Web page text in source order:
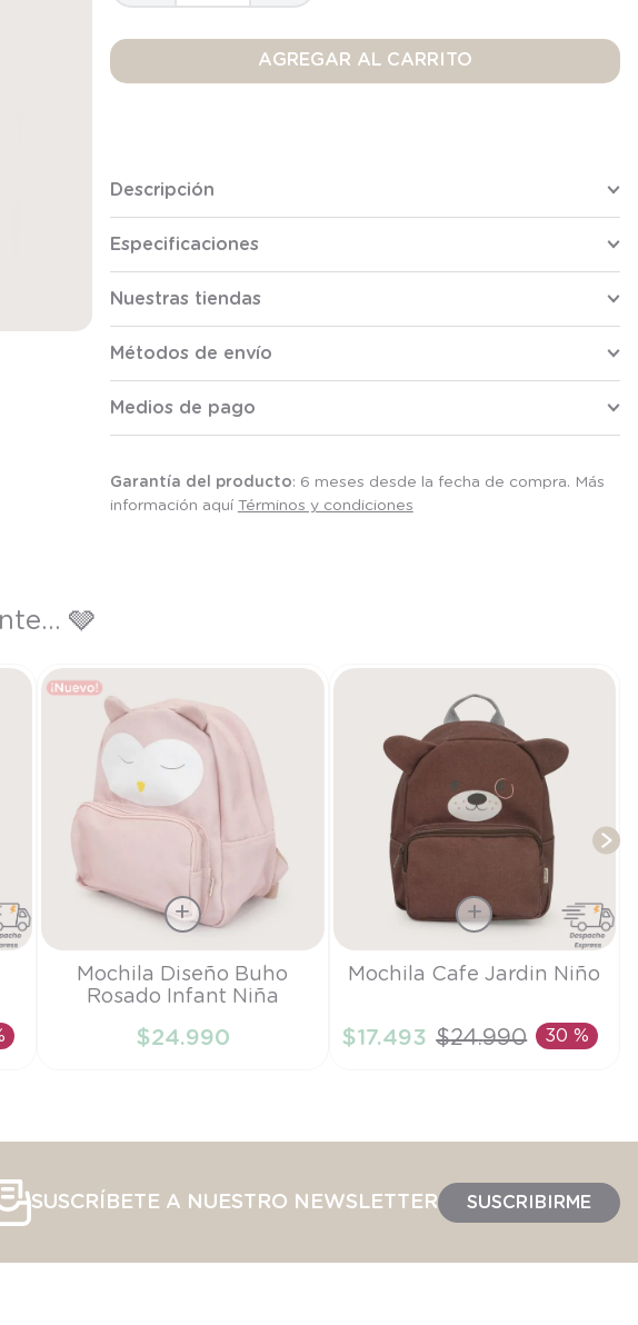
AGREGAR AL CARRITO
Descripción
Especificaciones
Nuestras tiendas
Métodos de envío
Medios de pago
Garantía del producto: 6 meses desde la fecha de compra. Más
información aquí Términos y condiciones
🩶
Talla
AÑADIR AL CARRITO
Mochila Diseño Buho
Rosado Infant Niña
$24.990
Talla
AÑADIR AL CARRITO
Mochila Cafe Jardin Niño
$17.493 $24.990 30 %
SUSCRÍBETE A NUESTRO NEWSLETTER SUSCRIBIRME